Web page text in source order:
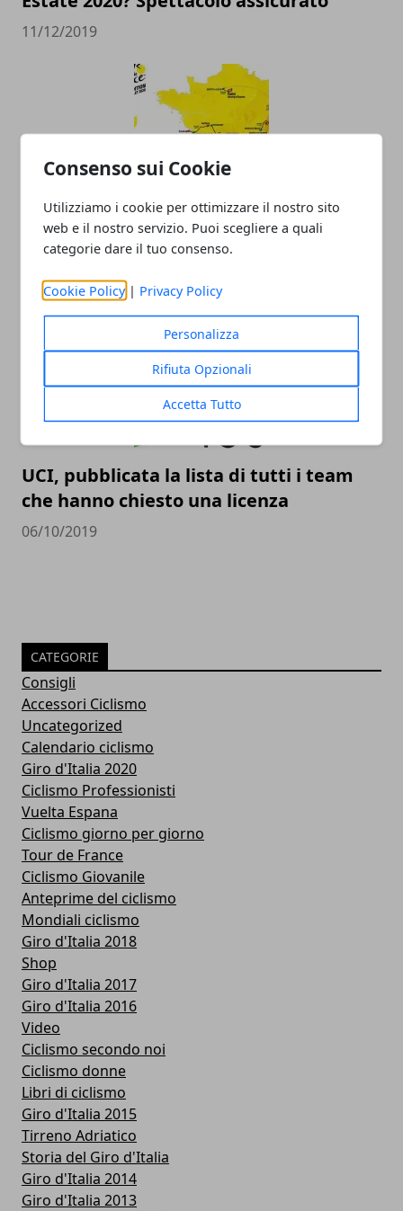
Consenso sui Cookie
Utilizziamo i cookie per ottimizzare il nostro sito
web e il nostro servizio. Puoi scegliere a quali
categorie dare il tuo consenso.
Cookie Policy | Privacy Policy
Personalizza
Rifiuta Opzionali
Accetta Tutto
11/12/2019
Tour de France 2020: tutte le tappe del
Grande Boucle
15/10/2019
UCI, pubblicata la lista di tutti i team
che hanno chiesto una licenza
06/10/2019
CATEGORIE
Consigli
Accessori Ciclismo
Uncategorized
Calendario ciclismo
Giro d'Italia 2020
Ciclismo Professionisti
Vuelta Espana
Ciclismo giorno per giorno
Tour de France
Ciclismo Giovanile
Anteprime del ciclismo
Mondiali ciclismo
Giro d'Italia 2018
Shop
Giro d'Italia 2017
Giro d'Italia 2016
Video
Ciclismo secondo noi
Ciclismo donne
Libri di ciclismo
Giro d'Italia 2015
Tirreno Adriatico
Storia del Giro d'Italia
Giro d'Italia 2014
Giro d'Italia 2013